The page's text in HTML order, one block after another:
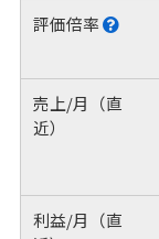
評価倍率
売上/月（直
近）
利益/月（直